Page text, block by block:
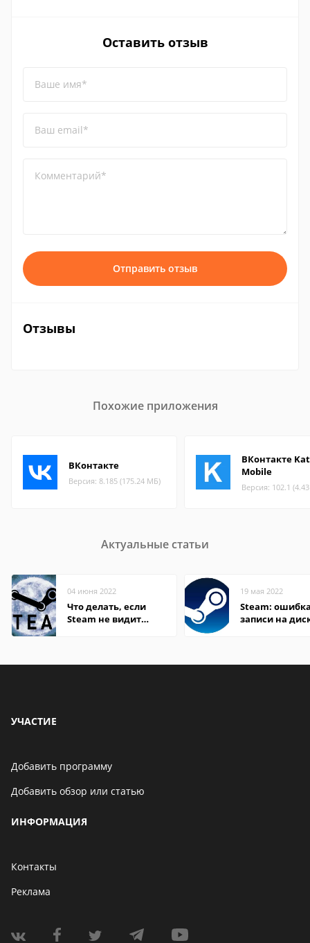
Оставить отзыв
Ваше имя*
Ваш email*
Комментарий*
Отправить отзыв
Отзывы
Похожие приложения
ВКонтакте
Версия: 8.185 (175.24 МБ)
ВКонтакте
Mobile
Версия: 102.1
Актуальные статьи
04 июня 2022
Что делать, если
Steam не видит
19 мая 2022
Steam:
записи на
УЧАСТИЕ
Добавить программу
Добавить обзор или статью
ИНФОРМАЦИЯ
Контакты
Реклама